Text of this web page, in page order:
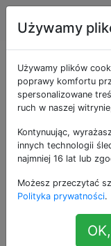
jako
7
Czy
Mam
4.2.2,
Używamy
Używamy plików
poprawy komfortu
spersonalizowane
ruch w naszej
Kontynuując,
innych technologii
najmniej 16 lat lub
Możesz przeczytać
Polityka prywatności.